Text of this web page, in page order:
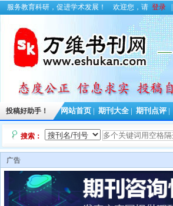
服务教育科研，促进学术发展！ 欢迎您，请 登录
投稿好助手！ 网站首页 期刊大全 期刊点评
搜索：
广告